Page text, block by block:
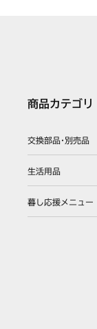
商品カテゴリ
交換部品･別売品
生活用品
暮し応援メニュー